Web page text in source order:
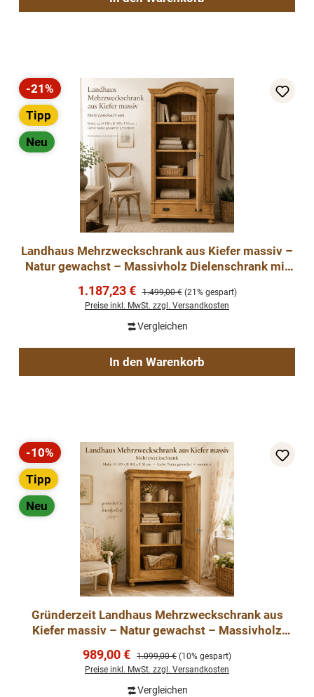
Rabatt
-21%
Tipp
Neu
Landhaus Mehrzweckschrank aus Kiefer massiv –
Natur gewachst – Massivholz Dielenschrank mit
Verkaufspreis:
1.187,23 € Regulärer Preis:
1.499,00 € (21% gespart)
Preise inkl. MwSt. zzgl. Versandkosten
Vergleichen
In den Warenkorb
Rabatt
-10%
Tipp
Neu
Gründerzeit Landhaus Mehrzweckschrank aus
Kiefer massiv – Natur gewachst – Massivholz
Schrank aus Weichholz
Verkaufspreis:
989,00 € Regulärer Preis:
1.099,00 € (10% gespart)
Preise inkl. MwSt. zzgl. Versandkosten
Vergleichen